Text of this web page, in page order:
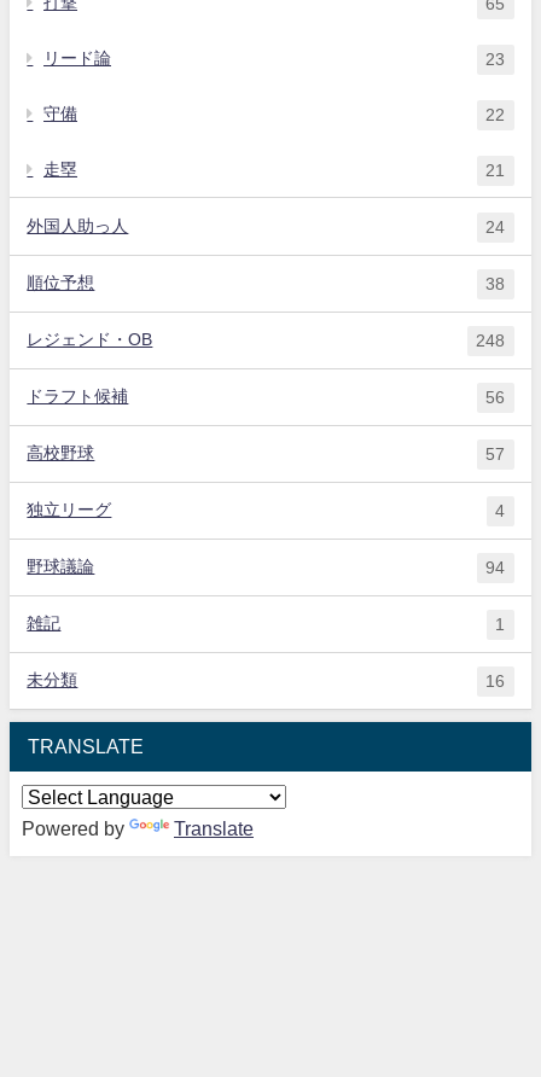
65
リード論 23
守備 22
走塁 21
外国人助っ人 24
順位予想 38
レジェンド・OB 248
ドラフト候補 56
高校野球 57
独立リーグ 4
野球議論 94
雑記 1
未分類 16
TRANSLATE
Powered by Translate